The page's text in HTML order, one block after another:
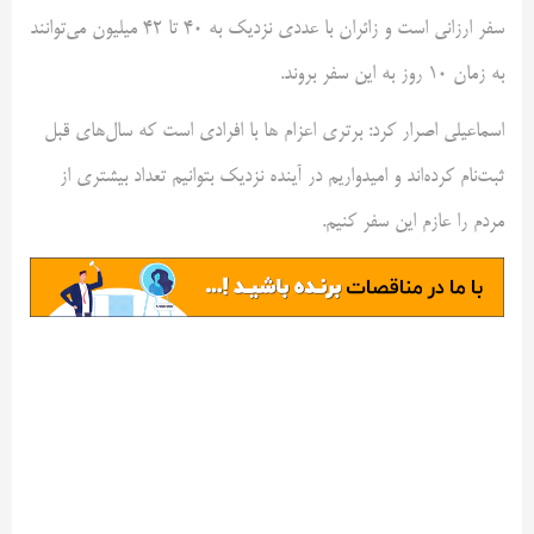
سفر ارزانی است و زائران با عددی نزدیک به 40 تا 42 میلیون می‌توانند
به زمان 10 روز به این سفر بروند.
اسماعیلی اصرار کرد: برتری اعزام ها با افرادی است که سال‌های قبل
ثبت‌نام کرده‌اند و امیدواریم در آینده نزدیک بتوانیم تعداد بیشتری از
مردم را عازم این سفر کنیم.